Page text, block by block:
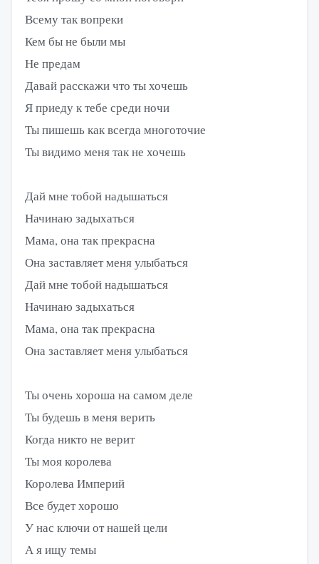
Всему так вопреки
Кем бы не были мы
Не предам
Давай расскажи что ты хочешь
Я приеду к тебе среди ночи
Ты пишешь как всегда многоточие
Ты видимо меня так не хочешь
Дай мне тобой надышаться
Начинаю задыхаться
Мама, она так прекрасна
Она заставляет меня улыбаться
Дай мне тобой надышаться
Начинаю задыхаться
Мама, она так прекрасна
Она заставляет меня улыбаться
Ты очень хороша на самом деле
Ты будешь в меня верить
Когда никто не верит
Ты моя королева
Королева Империй
Все будет хорошо
У нас ключи от нашей цели
А я ищу темы